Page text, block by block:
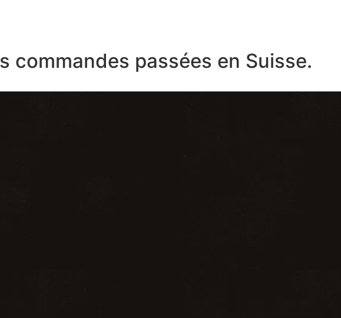
commandes passées en Suisse.